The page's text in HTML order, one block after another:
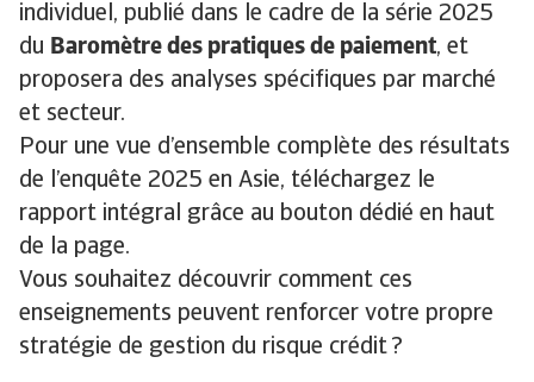
individuel, publié dans le cadre de la série 2025
du Baromètre des pratiques de paiement, et
proposera des analyses spécifiques par marché
et secteur.
Pour une vue d’ensemble complète des résultats
de l’enquête 2025 en Asie, téléchargez le
rapport intégral grâce au bouton dédié en haut
de la page.
Vous souhaitez découvrir comment ces
enseignements peuvent renforcer votre propre
stratégie de gestion du risque crédit ?